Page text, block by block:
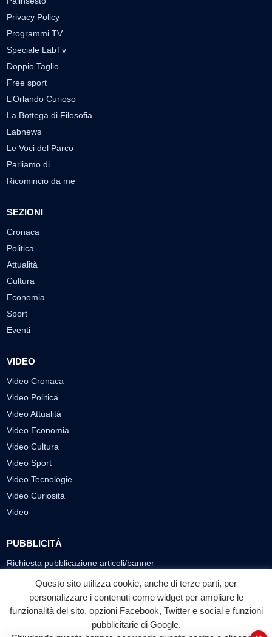
Privacy Policy
Programmi TV
Speciale LabTv
Doppio Taglio
Free sport
L’Orlando Curioso
La Bottega di Filosofia
Labnews
Le Voci del Parco
Parliamo di…
Ricomincio da me
SEZIONI
Cronaca
Politica
Attualità
Cultura
Economia
Sport
Eventi
VIDEO
Video Cronaca
Video Politica
Video Attualità
Video Economia
Video Cultura
Video Sport
Video Tecnologie
Video Curiosità
Video
PUBBLICITÀ
Richiesta pubblicazione articoli/banner
SEGUICI SUI SOCIAL
f
Facebook
◎ ▶
YouTube
Questo sito utilizza cookie, anche di terze parti, per
personalizzare i contenuti come widget per ampliare le
funzionalità del sito, opzioni Facebook, Twitter e social e funzioni
pubblicitarie di Google.